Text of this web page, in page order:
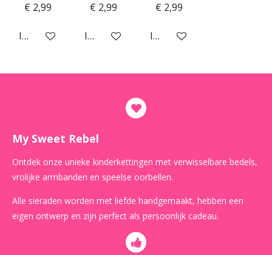
€ 2,99
In winkelwagen
€ 2,99
In winkelwagen
€ 2,99
In winkelwagen
My Sweet Rebel
Ontdek onze unieke kinderkettingen met verwisselbare bedels,
vrolijke armbanden en speelse oorbellen.
Alle sieraden worden met liefde handgemaakt, hebben een
eigen ontwerp en zijn perfect als persoonlijk cadeau.